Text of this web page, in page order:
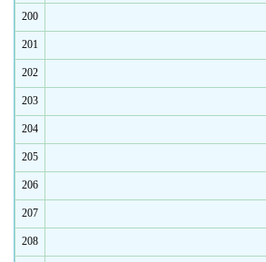
200
201
202
203
204
205
206
207
208